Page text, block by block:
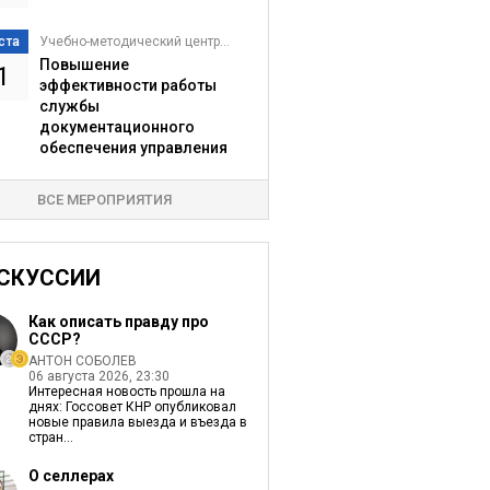
Учебно-методический центр...
Повышение
эффективности работы
службы
документационного
обеспечения управления
ВСЕ МЕРОПРИЯТИЯ
Как описать правду про
СССР?
АНТОН СОБОЛЕВ
06 августа 2026, 23:30
Интересная новость прошла на
днях: Госсовет КНР опубликовал
новые правила выезда и въезда в
стран...
О селлерах